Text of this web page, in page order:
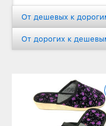
От дешевых к
От дорогих к